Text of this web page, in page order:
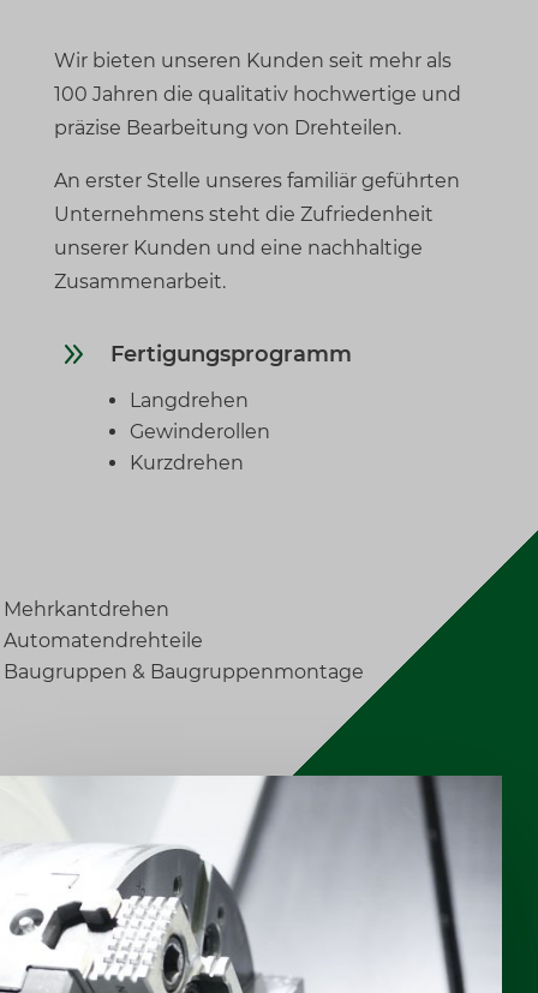
Wir bieten unseren Kunden seit mehr als
100 Jahren die qualitativ hochwertige und
präzise Bearbeitung von Drehteilen.
An erster Stelle unseres familiär geführten
Unternehmens steht die Zufriedenheit
unserer Kunden und eine nachhaltige
Zusammenarbeit.
9 Fertigungsprogramm
Langdrehen
Gewinderollen
Kurzdrehen
Mehrkantdrehen
Automatendrehteile
Baugruppen & Baugruppenmontage